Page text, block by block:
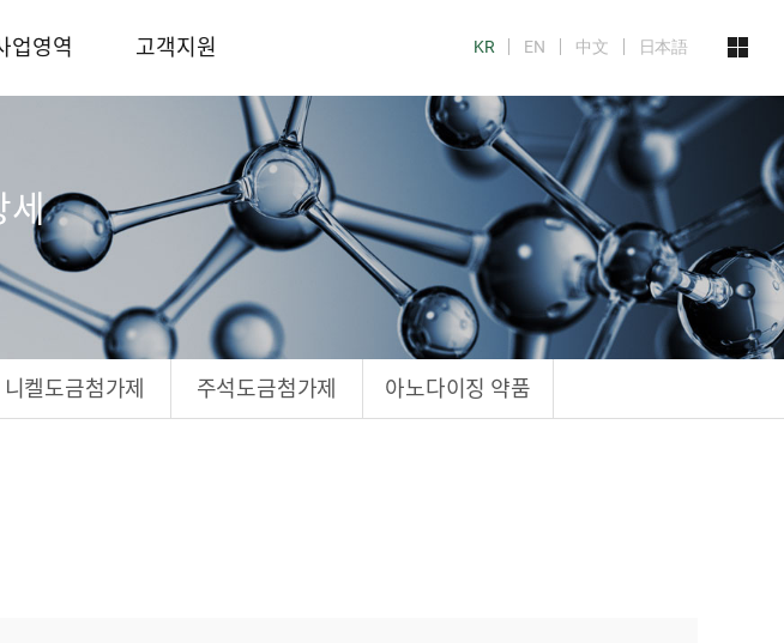
업영역 고객지원 KR EN 中文 日本語
니켈도금첨가제 주석도금첨가제 아노다이징 약품
세